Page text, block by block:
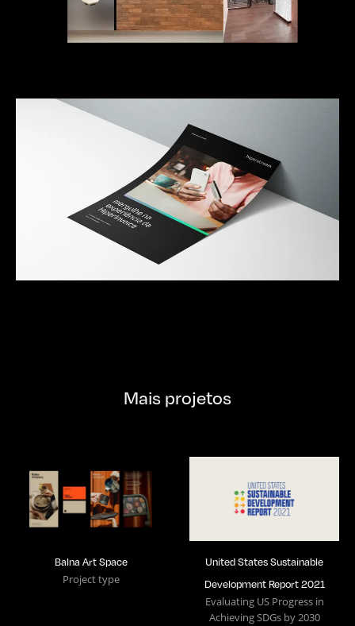
Mais projetos
Balna Art Space
Project type
United States Sustainable
Development Report 2021
Evaluating US Progress in
Achieving SDGs by 2030